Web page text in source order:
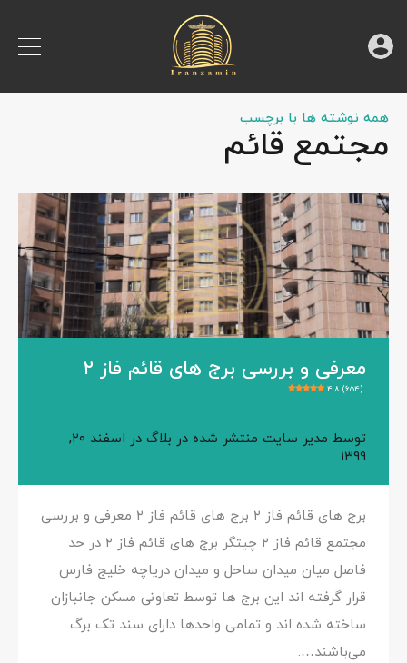
همه نوشته ها با برچسب
مجتمع قائم
معرفی و بررسی برج های قائم فاز ۲
4.8 (654)
توسط مدیر سایت منتشر شده در بلاگ در
اسفند ۲۰,
۱۳۹۹
برج های قائم فاز ۲ برج های قائم فاز ۲ معرفی و بررسی
مجتمع قائم فاز ۲ چیتگر برج های قائم فاز ۲ در حد
فاصل میان میدان ساحل و میدان دریاچه خلیج فارس
قرار گرفته اند این برج ها توسط تعاونی مسکن جانبازان
ساخته شده اند و تمامی واحد‌ها دارای سند تک برگ
می‌باشند….